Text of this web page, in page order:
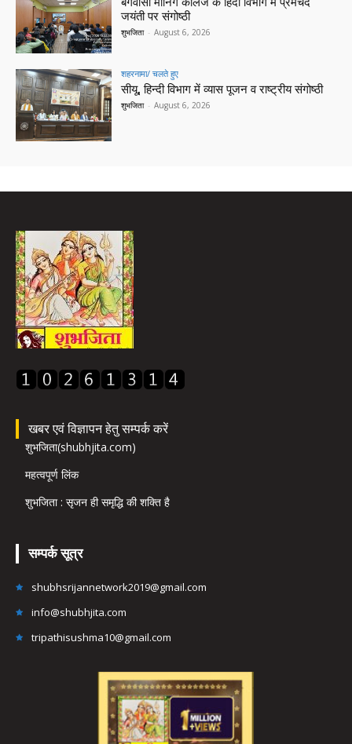
जयंती पर संगोष्ठी
शुभजिता - August 6, 2026
शहरनामा/ चलते हुए
सीयू, हिन्दी विभाग में व्यास पूजन व राष्ट्रीय संगोष्ठी
शुभजिता - August 6, 2026
खबर एवं विज्ञापन हेतु सम्पर्क करें
शुभजिता(shubhjita.com)
महत्वपूर्ण लिंक
शुभजिता : सृजन ही समृद्धि की शक्ति है
सम्पर्क सूत्र
shubhsrijannetwork2019@gmail.com
info@shubhjita.com
tripathisushma10@gmail.com